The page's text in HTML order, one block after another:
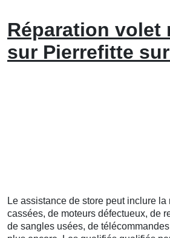
Réparation volet
sur Pierrefitte
Le assistance de store peut inclure
cassées, de moteurs défectueux, de
de sangles usées, de